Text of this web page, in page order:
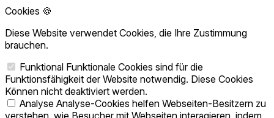
Cookies 🍪
Diese Website verwendet Cookies, die Ihre Zustimmung
brauchen.
Funktional Funktionale Cookies sind für die
Funktionsfähigkeit der Website notwendig. Diese Cookies
Können nicht deaktiviert werden.
Analyse Analyse-Cookies helfen Webseiten-Besitzern zu
verstehen, wie Besucher mit Webseiten interagieren, indem